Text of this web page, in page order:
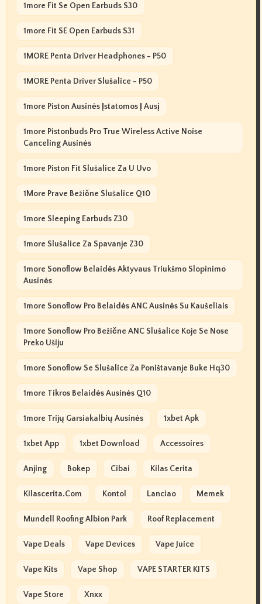
1more Fit Se Open Earbuds S30
1more Fit SE Open Earbuds S31
1MORE Penta Driver Headphones - P50
1MORE Penta Driver Slušalice - P50
1more Piston Ausinės Įstatomos Į Ausį
1more Pistonbuds Pro True Wireless Active Noise
Canceling Ausinės
1more Piston Fit Slušalice Za U Uvo
1More Prave Bežične Slušalice Q10
1more Sleeping Earbuds Z30
1more Slušalice Za Spavanje Z30
1more Sonoflow Belaidės Aktyvaus Triukšmo Slopinimo
Ausinės
1more Sonoflow Pro Belaidės ANC Ausinės Su Kaušeliais
1more Sonoflow Pro Bežične ANC Slušalice Koje Se Nose
Preko Ušiju
1more Sonoflow Se Slušalice Za Poništavanje Buke Hq30
1more Tikros Belaidės Ausinės Q10
1more Trijų Garsiakalbių Ausinės 1xbet Apk
1xbet App 1xbet Download Accessoires
Anjing Bokep Cibai Kilas Cerita
Kilascerita.com Kontol Lanciao Memek
Mundell Roofing Albion Park Roof Replacement
Vape Deals Vape Devices Vape Juice
Vape Kits Vape Shop VAPE STARTER KITS
Vape Store Xnxx